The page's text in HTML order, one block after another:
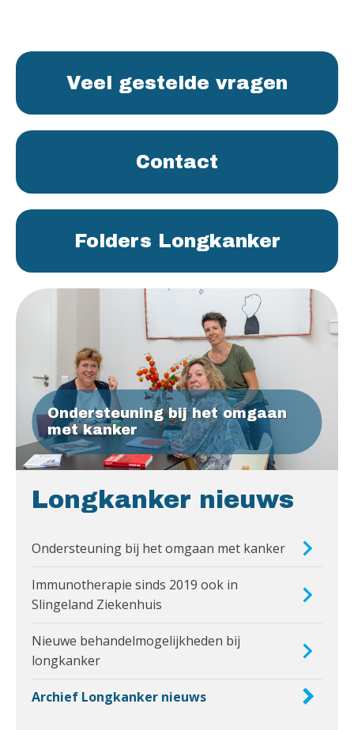
Veel gestelde vragen
Contact
Folders Longkanker
Ondersteuning bij het omgaan
met kanker
Longkanker nieuws
Ondersteuning bij het omgaan met kanker
Immunotherapie sinds 2019 ook in
Slingeland Ziekenhuis
Nieuwe behandelmogelijkheden bij
longkanker
Archief Longkanker nieuws